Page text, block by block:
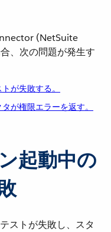
(NetSuite
、次の問題が発生す
が失敗する。
が権限エラーを返す。
起動中の
ストが失敗し、スタ